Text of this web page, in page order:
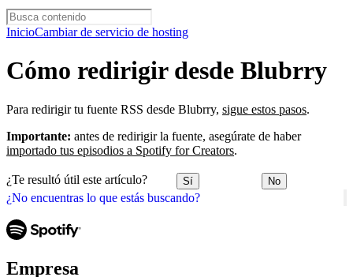
InicioCambiar de servicio de hosting
¿No encuentras lo que estás buscando?
Cómo redirigir desde Blubrry
Para redirigir tu fuente RSS desde Blubrry, sigue estos pasos.
Importante: antes de redirigir la fuente, asegúrate de haber
importado tus episodios a Spotify for Creators.
¿Te resultó útil este artículo? Sí No
Empresa